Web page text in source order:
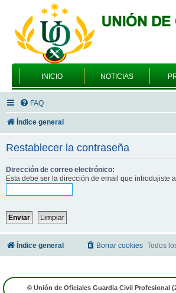
INICIO NOTICIAS
FAQ
Índice general
Restablecer la contraseña
Dirección de correo electrónico:
Esta debe ser la dirección de email que introdujiste
Índice general Todos
Borrar cookies
© Unión de Oficiales Guardia Civil Profesional